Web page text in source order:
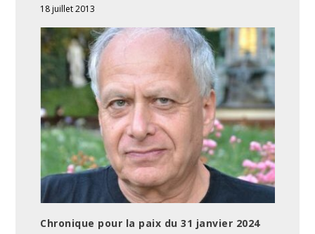
18 juillet 2013
Chronique pour la paix du 31 janvier 2024